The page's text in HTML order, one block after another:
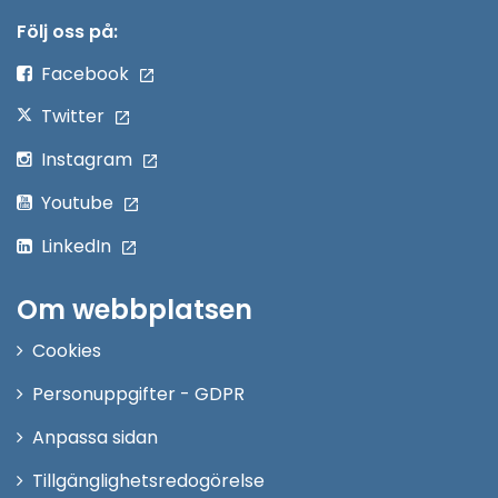
Följ oss på:
Facebook
Twitter
Instagram
Youtube
LinkedIn
Om webbplatsen
Cookies
Personuppgifter - GDPR
Anpassa sidan
Tillgänglighetsredogörelse